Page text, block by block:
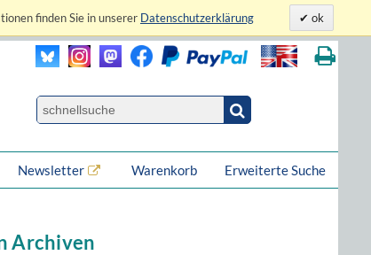
finden Sie in unserer Datenschutzerklärung ok
Newsletter Erweiterte Suche
Warenkorb
Archiven